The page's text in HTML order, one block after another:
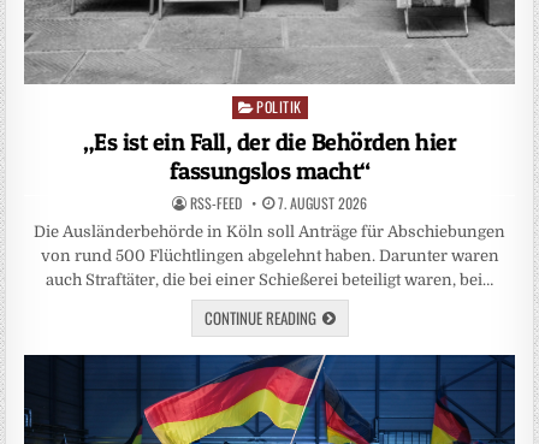
Posted
in
POLITIK
„Es ist ein Fall, der die Behörden hier
fassungslos macht“
RSS-FEED 7. AUGUST 2026
Die Ausländerbehörde in Köln soll Anträge für Abschiebungen
von rund 500 Flüchtlingen abgelehnt haben. Darunter waren
auch Straftäter, die bei einer Schießerei beteiligt waren, bei…
CONTINUE READING